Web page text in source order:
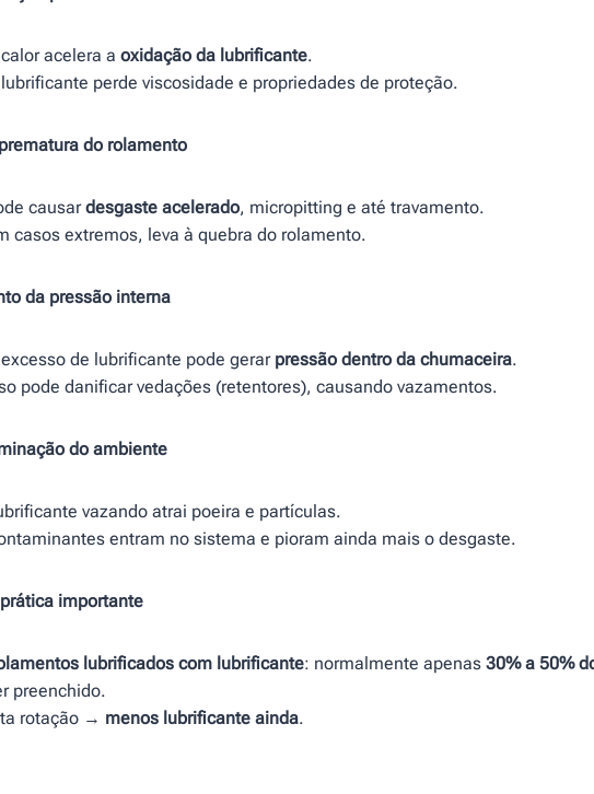
calor acelera a oxidação da lubrificante.
lubrificante perde viscosidade e propriedades de proteção.
do rolamento
causardesgaste acelerado, micropitting e até travamento.
casos extremos, leva à quebra do rolamento.
da pressão interna
excesso de lubrificante pode gerar pressão dentro da chumaceira.
pode danificar vedações (retentores), causando vazamentos.
do ambiente
vazando atrai poeira e partículas.
entram no sistema e pioram ainda mais o desgaste.
prática importante
lubrificados com lubrificante: normalmente apenas 30% a 50%
preenchido.
rotação → menos lubrificante ainda.